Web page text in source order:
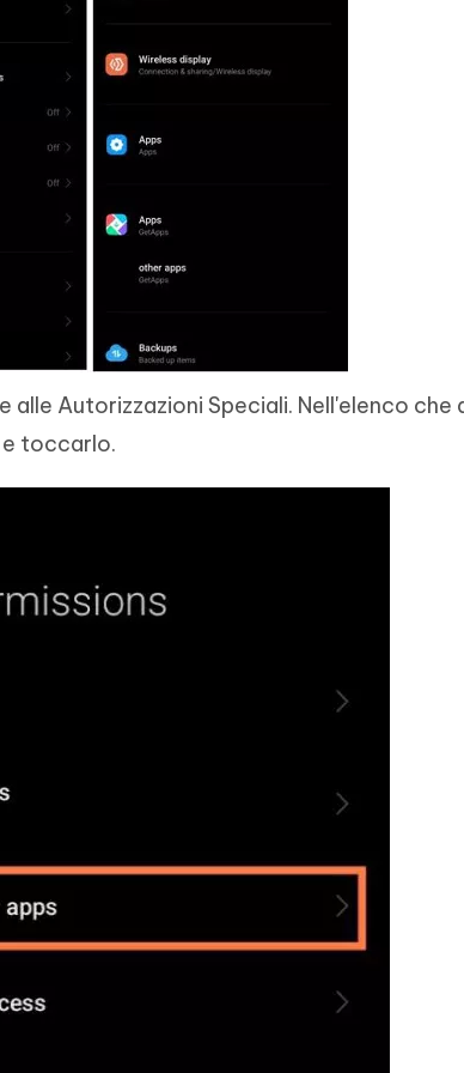
Autorizzazioni Speciali. Nell'elenco che
e toccarlo.